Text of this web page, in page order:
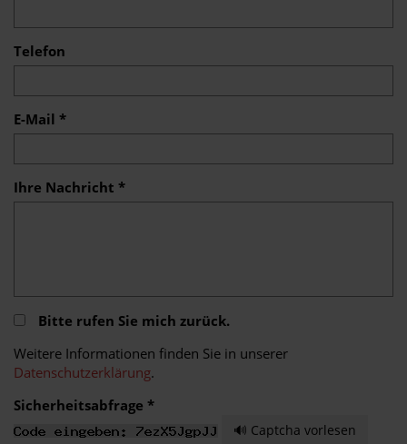
Telefon
E-Mail *
Ihre Nachricht *
Bitte rufen Sie mich zurück.
Weitere Informationen finden Sie in unserer
Datenschutzerklärung.
Sicherheitsabfrage *
🔊 Captcha vorlesen